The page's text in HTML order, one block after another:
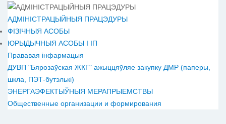
АДМІНІСТРАЦЫЙНЫЯ ПРАЦЭДУРЫ
ФІЗІЧНЫЯ АСОБЫ
ЮРЫДЫЧНЫЯ АСОБЫ І ІП
Прававая інфармацыя
ДУВП "Бярозаўская ЖКГ" ажыццяўляе закупку ДМР (паперы,
шкла, ПЭТ-бутэлькі)
ЭНЕРГАЭФЕКТЫЎНЫЯ МЕРАПРЫЕМСТВЫ
Общественные организации и формирования